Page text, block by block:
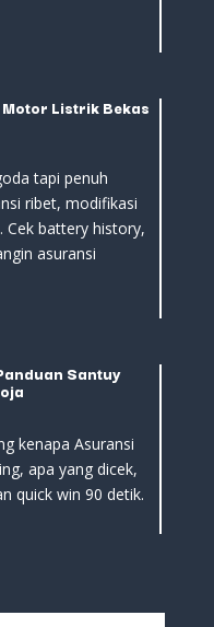
Listrik Bekas
tapi penuh
ribet, modifikasi
Cek battery history,
asuransi
Santuy
kenapa Asuransi
apa yang dicek,
quick win 90 detik.